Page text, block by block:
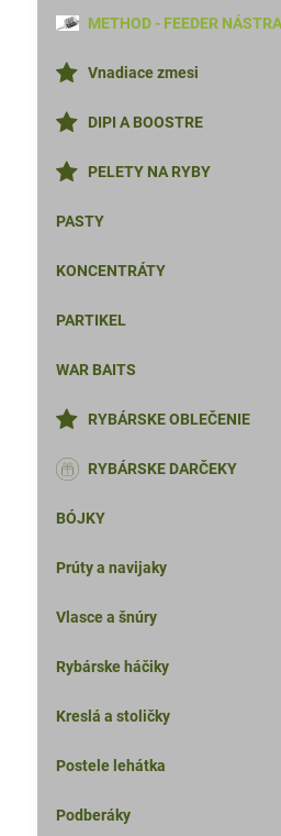
METHOD - FEEDER
Vnadiace zmesi
DIPI A BOOSTRE
PELETY NA RYBY
PASTY
KONCENTRÁTY
PARTIKEL
WAR BAITS
RYBÁRSKE OBLEČENIE
RYBÁRSKE DARČEKY
BÓJKY
Prúty a navijaky
Vlasce a šnúry
Rybárske háčiky
Kreslá a stoličky
Postele lehátka
Podberáky